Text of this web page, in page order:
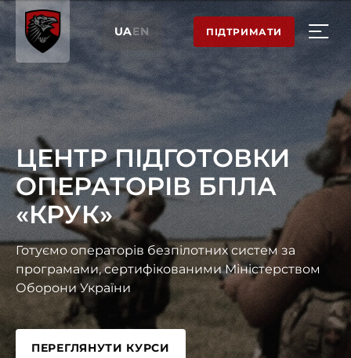
UAEN ПІДТРИМАТИ
ЦЕНТР ПІДГОТОВКИ
ОПЕРАТОРІВ БПЛА
«КРУК»
Готуємо операторів безпілотних систем за
програмами, сертифікованими Міністерством
Оборони України
ПЕРЕГЛЯНУТИ КУРСИ